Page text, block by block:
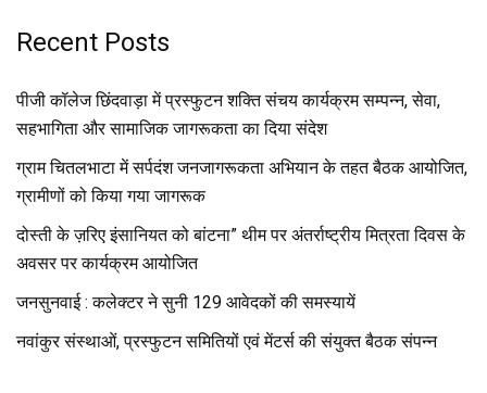
Recent Posts
पीजी कॉलेज छिंदवाड़ा में प्रस्फुटन शक्ति संचय कार्यक्रम सम्पन्न, सेवा,
सहभागिता और सामाजिक जागरूकता का दिया संदेश
ग्राम चितलभाटा में सर्पदंश जनजागरूकता अभियान के तहत बैठक आयोजित,
ग्रामीणों को किया गया जागरूक
दोस्ती के ज़रिए इंसानियत को बांटना” थीम पर अंतर्राष्ट्रीय मित्रता दिवस के
अवसर पर कार्यक्रम आयोजित
जनसुनवाई : कलेक्टर ने सुनी 129 आवेदकों की समस्यायें
नवांकुर संस्थाओं, प्रस्फुटन समितियों एवं मेंटर्स की संयुक्त बैठक संपन्न